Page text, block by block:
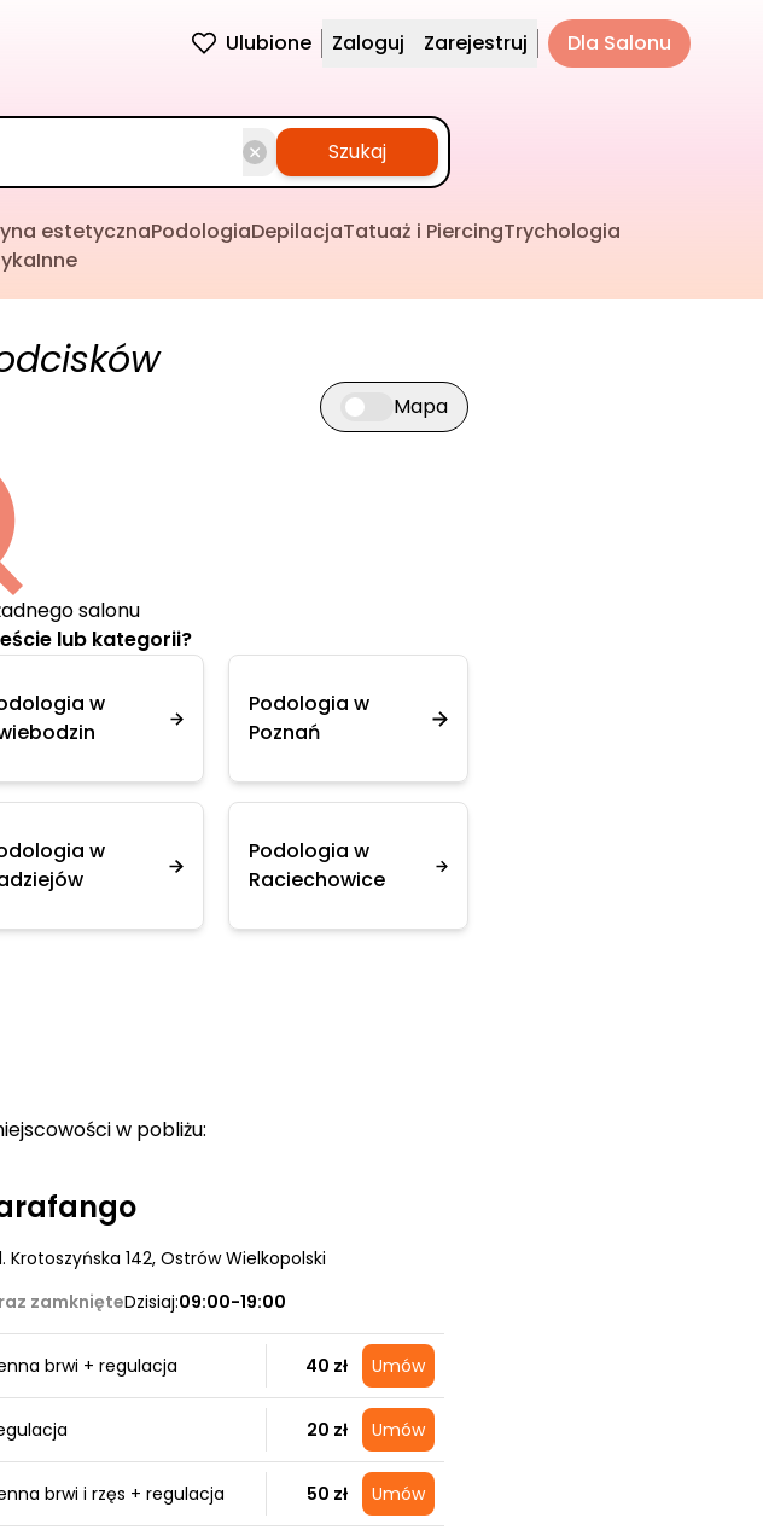
Ulubione Zaloguj Zarejestruj Dla Salonu
Szukaj
estetycznaPodologiaDepilacjaTatuaż i PiercingTrychologia
Inne
Przełącz widok mapy
Mapa
salonu
lub kategorii?
w
Podologia w
Poznań
w
Podologia w
Raciechowice
w pobliżu:
Krotoszyńska 142, Ostrów Wielkopolski
zamknięteDzisiaj:09:00-19:00
brwi + regulacja 40 zł Umów
20 zł Umów
brwi i rzęs + regulacja 50 zł Umów